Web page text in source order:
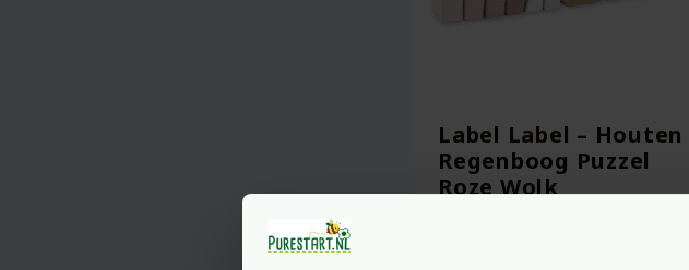
Label Label – Houten
Regenboog Puzzel
Roze Wolk